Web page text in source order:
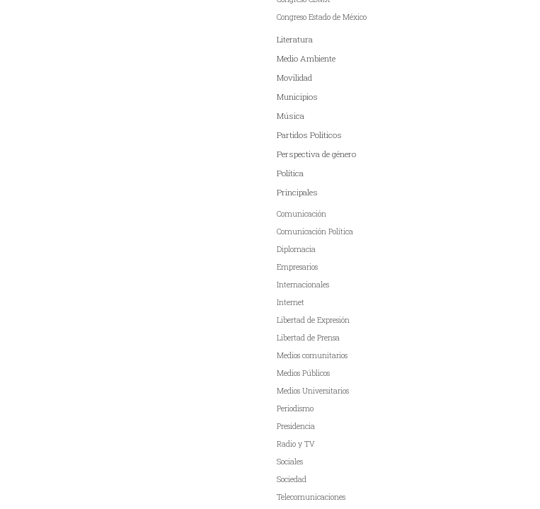
Congreso Estado de México
Literatura
Medio Ambiente
Movilidad
Municipios
Música
Partidos Políticos
Perspectiva de género
Política
Principales
Comunicación
Comunicación Política
Diplomacia
Empresarios
Internacionales
Internet
Libertad de Expresión
Libertad de Prensa
Medios comunitarios
Medios Públicos
Medios Universitarios
Periodismo
Presidencia
Radio y TV
Sociales
Sociedad
Telecomunicaciones